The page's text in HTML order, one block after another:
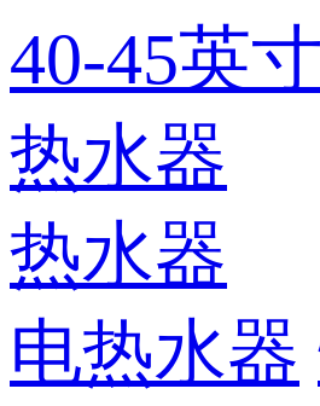
40-45英寸
热水器
热水器
电热水器